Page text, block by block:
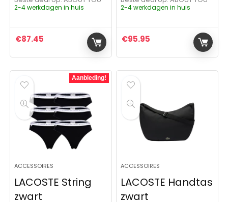
2-4 werkdagen in huis
€87.45
2-4 werkdagen in huis
€95.95
Aanbieding!
ACCESSOIRES
LACOSTE String
zwart
ACCESSOIRES
LACOSTE Handtas
zwart